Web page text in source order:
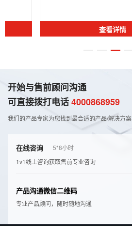
查看详情
开始与售前顾问沟通
可直接拨打电话4000868959
我们的产品专家为您找到最合适的产品/解决⽅案
在线咨询
5*8⼩时
1v1线上咨询获取售前专业咨询
产品沟通微信二维码
专业产品顾问，随时随地沟通